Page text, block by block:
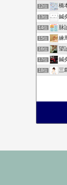
12位 橋
13位 鍼
14位 脉
15位 練
16位 望
17位 鍼
18位 三